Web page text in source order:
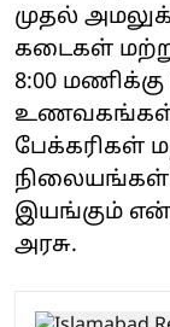
முதல்
கடைகள்
8:00
பேக்கரிகள்
நிலையங்கள்
இயங்கும்
அரசு.